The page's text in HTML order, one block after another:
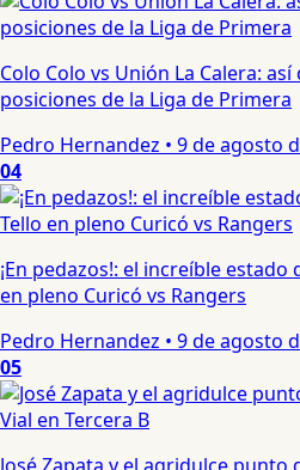
Colo Colo vs Unión La Calera:
posiciones de la Liga de Primera
Pedro Hernandez • 9 de agosto
04
¡En pedazos!: el increíble
en pleno Curicó vs Rangers
Pedro Hernandez • 9 de agosto
05